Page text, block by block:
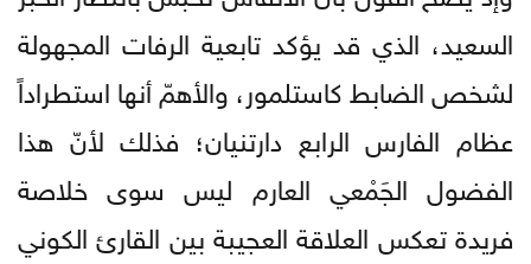
السعيد، الذي قد يؤكد تابعية الرفات المجهولة
لشخص الضابط كاستلمور، والأهمّ أنها استطراداً
عظام الفارس الرابع دارتنيان؛ فذلك لأنّ هذا
الفضول الجَمْعي العارم ليس سوى خلاصة
فريدة تعكس العلاقة العجيبة بين القارئ الكوني